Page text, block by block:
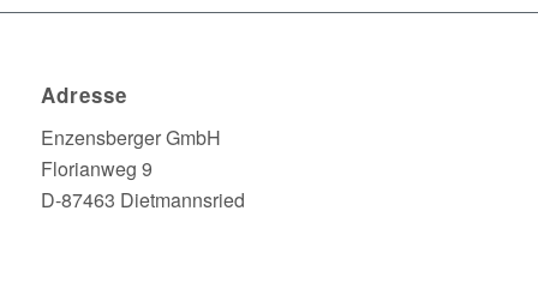
Adresse
Enzensberger GmbH
Florianweg 9
D-87463 Dietmannsried